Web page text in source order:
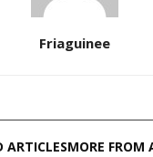
Friaguinee
ARTICLESMORE FROM